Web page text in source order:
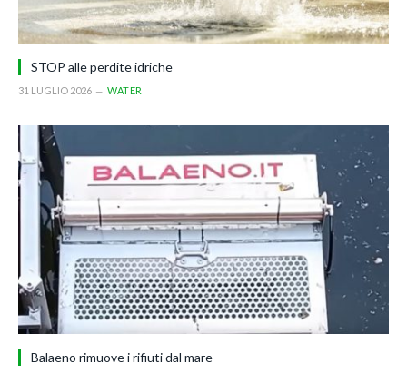
STOP alle perdite idriche
31 LUGLIO 2026 WATER
Balaeno rimuove i rifiuti dal mare